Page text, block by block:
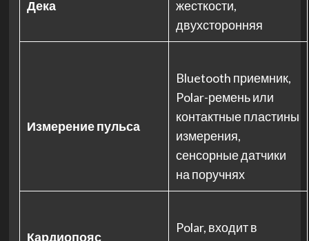
Дека
жесткости,
двухсторонняя
Измерение пульса
Bluetooth приемник,
Polar-ремень или
контактные пластины
измерения,
сенсорные датчики
на поручнях
Кардиопояс
Polar, входит в